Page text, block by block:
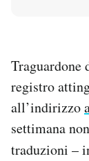
AREA
Traguardone
registro
all’indirizzo
settimana
traduzioni –